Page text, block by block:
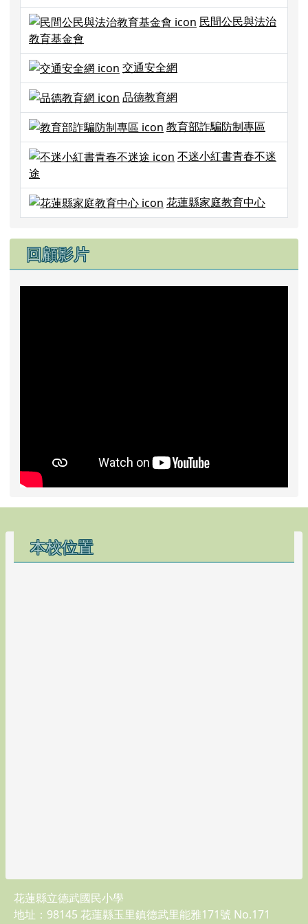
董事基金會戒菸網
紫錐花
民間公民與法治
教育基金會
交通安全網
品德教育網
教育部詐騙防制專區
不迷小紅書青春不迷
途
花蓮縣家庭教育中心